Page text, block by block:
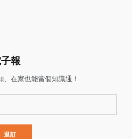
報
、在家也能當個知識通！
退訂